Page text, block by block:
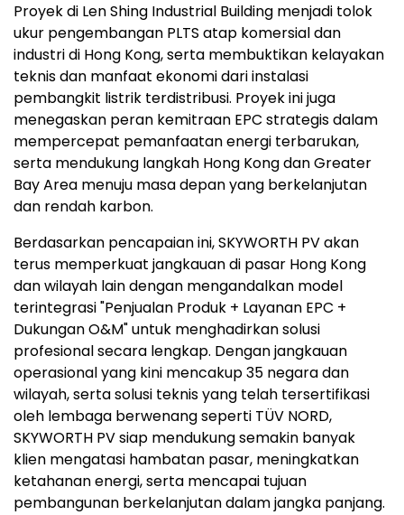
Proyek di Len Shing Industrial Building menjadi tolok
ukur pengembangan PLTS atap komersial dan
industri di Hong Kong, serta membuktikan kelayakan
teknis dan manfaat ekonomi dari instalasi
pembangkit listrik terdistribusi. Proyek ini juga
menegaskan peran kemitraan EPC strategis dalam
mempercepat pemanfaatan energi terbarukan,
serta mendukung langkah Hong Kong dan Greater
Bay Area menuju masa depan yang berkelanjutan
dan rendah karbon.
Berdasarkan pencapaian ini, SKYWORTH PV akan
terus memperkuat jangkauan di pasar Hong Kong
dan wilayah lain dengan mengandalkan model
terintegrasi "Penjualan Produk + Layanan EPC +
Dukungan O&M" untuk menghadirkan solusi
profesional secara lengkap. Dengan jangkauan
operasional yang kini mencakup 35 negara dan
wilayah, serta solusi teknis yang telah tersertifikasi
oleh lembaga berwenang seperti TÜV NORD,
SKYWORTH PV siap mendukung semakin banyak
klien mengatasi hambatan pasar, meningkatkan
ketahanan energi, serta mencapai tujuan
pembangunan berkelanjutan dalam jangka panjang.